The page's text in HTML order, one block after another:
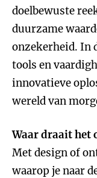
doelbewuste
duurzame
onzekerheid. In
tools en
innovatieve
wereld van
Waar draait het
Met design of
waarop je naar